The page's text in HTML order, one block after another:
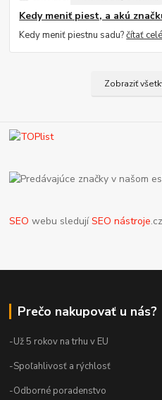
Kedy meniť piest, a akú
Kedy meniť piestnu sadu?čítať celé
Zobraziť
SEO webu sledujíSEO nástroje.cz
Prečo nakupovať u nás?
-Už 5 rokov na trhu v EU
-Spoľahlivosť a rýchlosť
-Odborné poradenstvo